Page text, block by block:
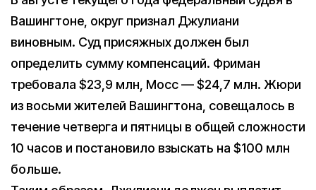
Вашингтоне, округ признал Джулиани
виновным. Суд присяжных должен был
определить сумму компенсаций. Фриман
требовала $23,9 млн, Мосс — $24,7 млн. Жюри
из восьми жителей Вашингтона, совещалось в
течение четверга и пятницы в общей сложности
10 часов и постановило взыскать на $100 млн
больше.